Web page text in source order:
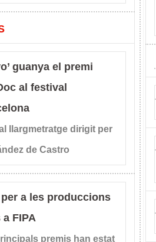
guanya el premi
al festival
llargmetratge dirigit per
de Castro
a les produccions
FIPA
premis han estat